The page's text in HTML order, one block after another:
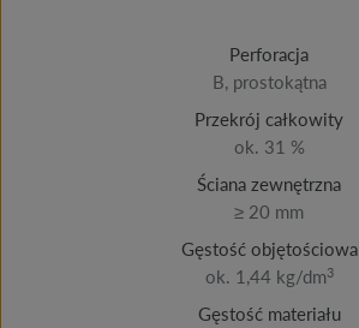
Perforacja
B, prostokątna
Przekrój całkowity
ok. 31 %
Ściana zewnętrzna
≥ 20 mm
Gęstość objętościowa
ok. 1,44 kg/dm3
Gęstość materiału